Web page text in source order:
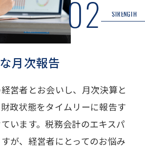
02 STRENGTH
月次報告
営者とお会いし、月次決算と
政状態をタイムリーに報告す
います。税務会計のエキスパ
が、経営者にとってのお悩み